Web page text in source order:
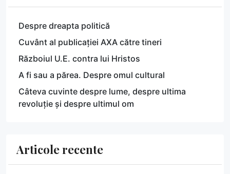
Despre dreapta politică
Cuvânt al publicației AXA către tineri
Războiul U.E. contra lui Hristos
A fi sau a părea. Despre omul cultural
Câteva cuvinte despre lume, despre ultima
revoluție și despre ultimul om
Articole recente